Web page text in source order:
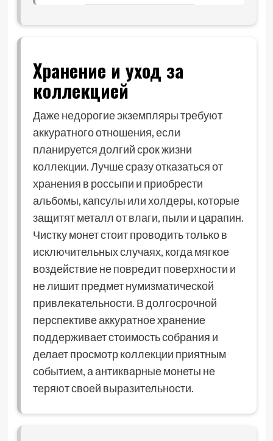
Хранение и уход за
коллекцией
Даже недорогие экземпляры требуют
аккуратного отношения, если
планируется долгий срок жизни
коллекции. Лучше сразу отказаться от
хранения в россыпи и приобрести
альбомы, капсулы или холдеры, которые
защитят металл от влаги, пыли и царапин.
Чистку монет стоит проводить только в
исключительных случаях, когда мягкое
воздействие не повредит поверхности и
не лишит предмет нумизматической
привлекательности. В долгосрочной
перспективе аккуратное хранение
поддерживает стоимость собрания и
делает просмотр коллекции приятным
событием, а антикварные монеты не
теряют своей выразительности.